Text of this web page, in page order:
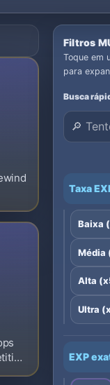
Filtros
Toque em
para
Busca
Taxa
Baixa
Média
Alta
Ultra
EXP